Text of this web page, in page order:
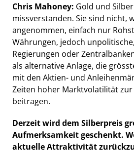
Chris Mahoney: Gold und
missverstanden. Sie sind nicht,
angenommen, einfach nur
Währungen, jedoch
Regierungen oder
als alternative Anlage, die
mit den Aktien- und
Zeiten hoher Marktvolatilität
beitragen.
Derzeit wird dem Silberpreis
Aufmerksamkeit geschenkt.
aktuelle Attraktivität